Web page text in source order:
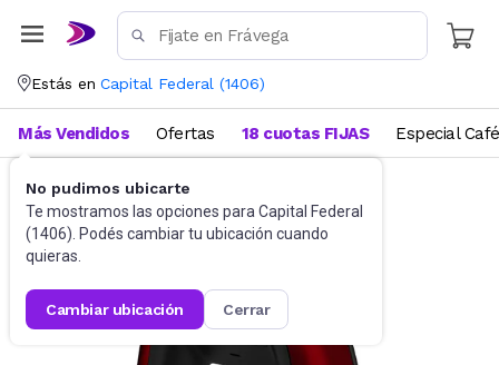
Estás en Capital Federal (1406)
No pudimos ubicarte
Te mostramos las opciones para Capital Federal
(1406). Podés cambiar tu ubicación cuando
quieras.
cambiar ubicación cerrar
Más Vendidos Ofertas 18 cuotas FIJAS Especial Café
Gaming PC Joysticks - Volantes